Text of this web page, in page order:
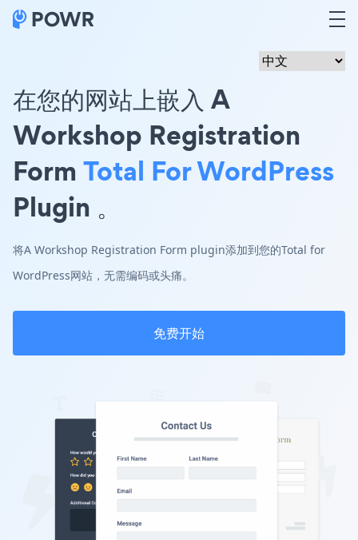
在您的网站上嵌入 A
Workshop Registration
Form Total For WordPress
Plugin 。
将A Workshop Registration Form plugin添加到您的Total for
WordPress网站，无需编码或头痛。
免费开始